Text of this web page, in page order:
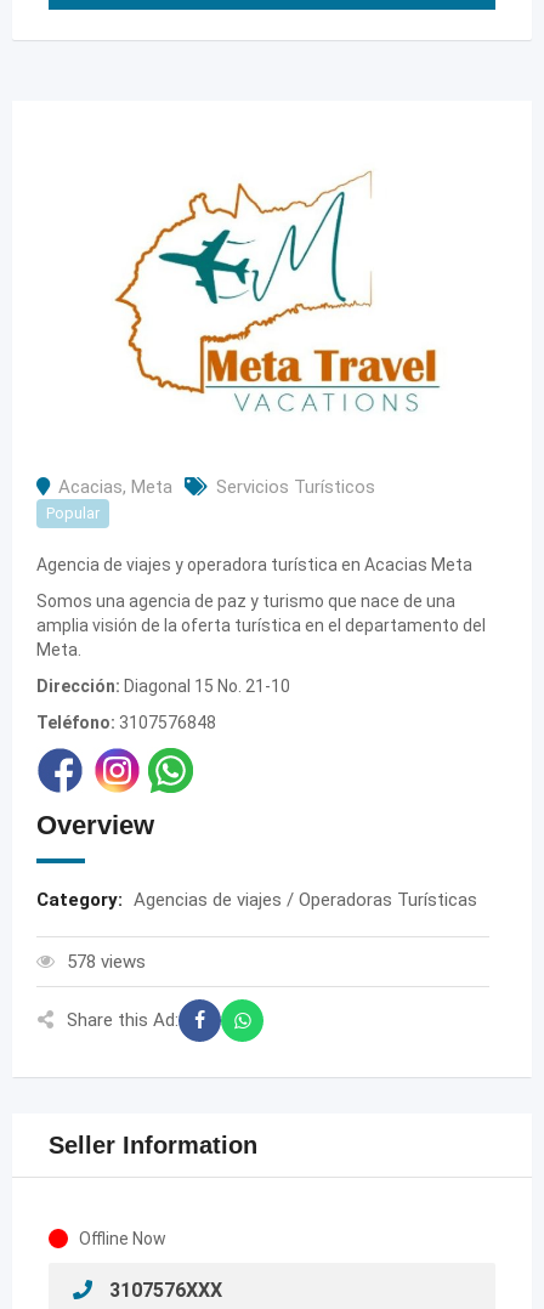
Acacias, Meta Servicios Turísticos
Popular
Agencia de viajes y operadora turística en Acacias Meta
Somos una agencia de paz y turismo que nace de una
amplia visión de la oferta turística en el departamento del
Meta.
Dirección: Diagonal 15 No. 21-10
Teléfono: 3107576848
Overview
Category: Agencias de viajes / Operadoras Turísticas
578 views
Share this Ad:
Seller Information
Offline Now
3107576XXX